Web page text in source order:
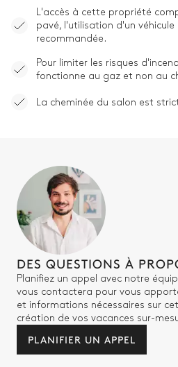
L'accès à cette propriété
pavé, l'utilisation d'un
recommandée.
Pour limiter les risques
fonctionne au gaz et non au
La cheminée du salon est
DES QUESTIONS À
Planifiez un appel avec notre
vous contactera pour vous
et informations nécessaires sur
création de vos vacances sur-
PLANIFIER UN APPEL